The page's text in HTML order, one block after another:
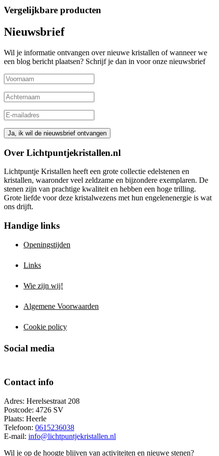
Vergelijkbare producten
Nieuwsbrief
Wil je informatie ontvangen over nieuwe kristallen of wanneer we
een blog bericht plaatsen? Schrijf je dan in voor onze nieuwsbrief
Over Lichtpuntjekristallen.nl
Lichtpuntje Kristallen heeft een grote collectie edelstenen en
kristallen, waaronder veel zeldzame en bijzondere exemplaren. De
stenen zijn van prachtige kwaliteit en hebben een hoge trilling.
Grote liefde voor deze kristalwezens met hun engelenenergie is wat
ons drijft.
Handige links
Openingstijden
Links
Wie zijn wij!
Algemene Voorwaarden
Cookie policy
Social media
Contact info
Adres: Herelsestraat 208
Postcode: 4726 SV
Plaats: Heerle
Telefoon: 0615236038
E-mail: info@lichtpuntjekristallen.nl
Wil je op de hoogte blijven van activiteiten en nieuwe stenen?